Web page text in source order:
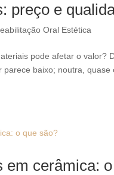
preço e
Oral Estética
pode afetar o valor?
baixo; noutra,
em cerâmica: